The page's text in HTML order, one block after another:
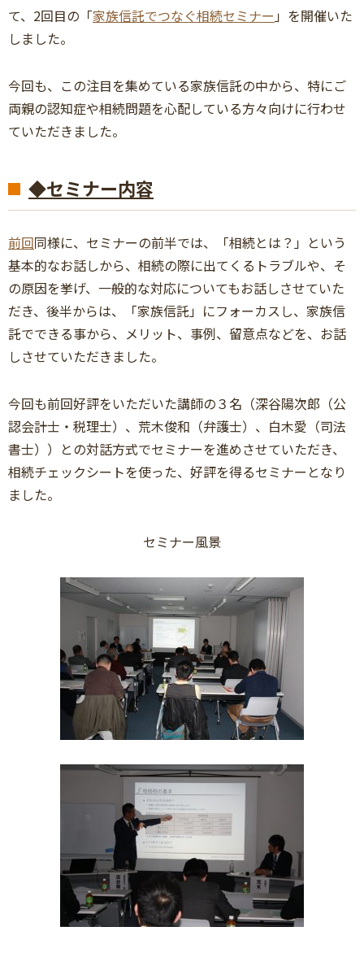
て、2回目の「家族信託でつなぐ相続セミナー」を開催いた
しました。
今回も、この注目を集めている家族信託の中から、特にご
両親の認知症や相続問題を心配している方々向けに行わせ
ていただきました。
◆セミナー内容
前回同様に、セミナーの前半では、「相続とは？」という
基本的なお話しから、相続の際に出てくるトラブルや、そ
の原因を挙げ、一般的な対応についてもお話しさせていた
だき、後半からは、「家族信託」にフォーカスし、家族信
託でできる事から、メリット、事例、留意点などを、お話
しさせていただきました。
今回も前回好評をいただいた講師の３名（深谷陽次郎（公
認会計士・税理士）、荒木俊和（弁護士）、白木愛（司法
書士））との対話方式でセミナーを進めさせていただき、
相続チェックシートを使った、好評を得るセミナーとなり
ました。
セミナー風景